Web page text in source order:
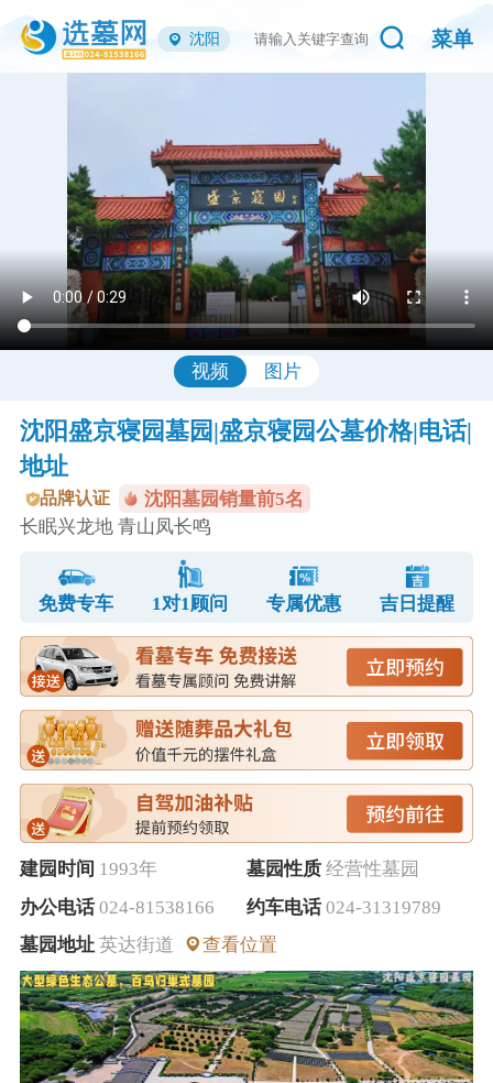
沈阳 菜单
视频 图片
沈阳盛京寝园墓园|盛京寝园公墓价格|电话|
地址
品牌认证
沈阳墓园销量前5名
长眠兴龙地 青山凤长鸣
免费专车 1对1顾问 专属优惠 吉日提醒
建园时间 1993年 墓园性质 经营性墓园
办公电话 024-81538166 约车电话 024-31319789
墓园地址 英达街道 查看位置